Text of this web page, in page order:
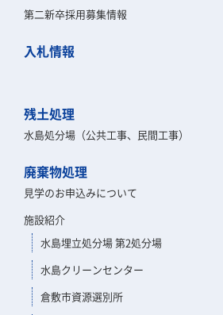
第二新卒採用募集情報
入札情報
残土処理
水島処分場（公共工事、民間工事）
廃棄物処理
見学のお申込みについて
施設紹介
水島埋立処分場 第2処分場
水島クリーンセンター
倉敷市資源選別所